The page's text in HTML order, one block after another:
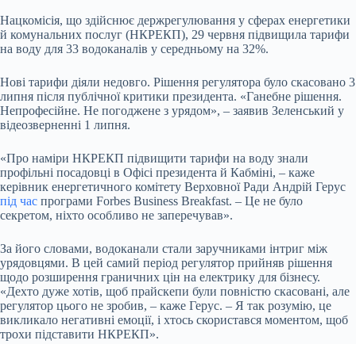
Нацкомісія, що здійснює держрегулювання у сферах енергетики
й комунальних послуг (НКРЕКП), 29 червня підвищила тарифи
на воду для 33 водоканалів у середньому на 32%.
Нові тарифи діяли недовго. Рішення регулятора було скасовано 3
липня після публічної критики президента. «Ганебне рішення.
Непрофесійне. Не погоджене з урядом», – заявив Зеленський у
відеозверненні 1 липня.
«Про наміри НКРЕКП підвищити тарифи на воду знали
профільні посадовці в Офісі президента й Кабміні, – каже
керівник енергетичного комітету Верховної Ради Андрій Герус
під час програми Forbes Business Breakfast. – Це не було
секретом, ніхто особливо не заперечував».
За його словами, водоканали стали заручниками інтриг між
урядовцями. В цей самий період регулятор прийняв рішення
щодо розширення граничних цін на електрику для бізнесу.
«Дехто дуже хотів, щоб прайскепи були повністю скасовані, але
регулятор цього не зробив, – каже Герус. – Я так розумію, це
викликало негативні емоції, і хтось скористався моментом, щоб
трохи підставити НКРЕКП».